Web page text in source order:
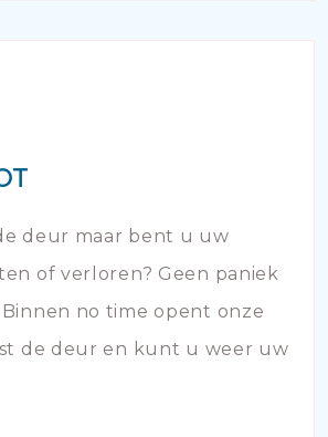
deur maar bent u uw
of verloren? Geen paniek
Binnen no time opent onze
de deur en kunt u weer uw